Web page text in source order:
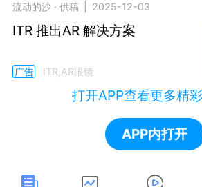
流动的沙 · 供稿 | 2025-12-03
ITR 推出AR 解决方案
广告 ITR,AR眼镜
打开APP查看更多精
APP内打开